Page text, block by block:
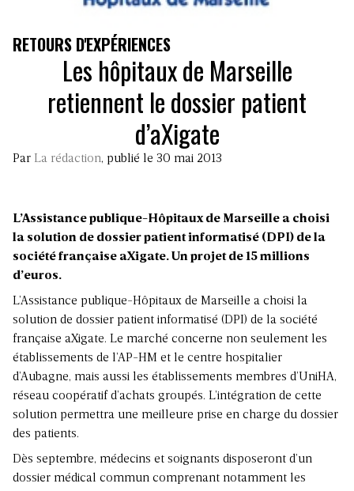
RETOURS D'EXPÉRIENCES
Les hôpitaux de Marseille
retiennent le dossier patient
d’aXigate
Par La rédaction, publié le 30 mai 2013
L’Assistance publique-Hôpitaux de Marseille a choisi
la solution de dossier patient informatisé (DPI) de la
société française aXigate. Un projet de 15 millions
d’euros.
L’Assistance publique-Hôpitaux de Marseille a choisi la
solution de dossier patient informatisé (DPI) de la société
française aXigate. Le marché concerne non seulement les
établissements de l’AP-HM et le centre hospitalier
d’Aubagne, mais aussi les établissements membres d’UniHA,
réseau coopératif d’achats groupés. L’intégration de cette
solution permettra une meilleure prise en charge du dossier
des patients.
Dès septembre, médecins et soignants disposeront d’un
dossier médical commun comprenant notamment les